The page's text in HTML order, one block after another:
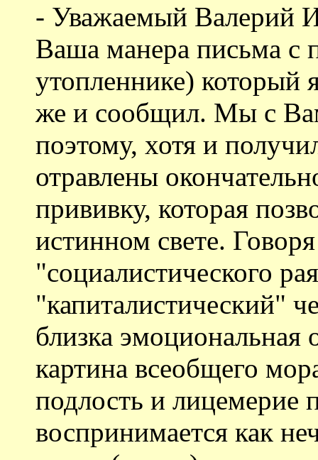
- Уважаемый Валерий
Ваша манера письма с
утопленнике) который
же и сообщил. Мы с
поэтому, хотя и
отравлены
прививку, которая
истинном свете.
"социалистического
"капиталистический"
близка эмоциональная
картина всеобщего
подлость и лицемерие
воспринимается как